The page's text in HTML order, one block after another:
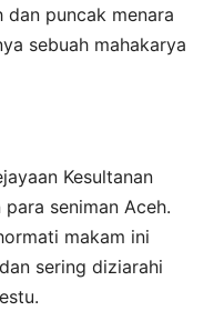
dan puncak menara
sebuah mahakarya
Kesultanan
seniman Aceh.
makam ini
sering diziarahi